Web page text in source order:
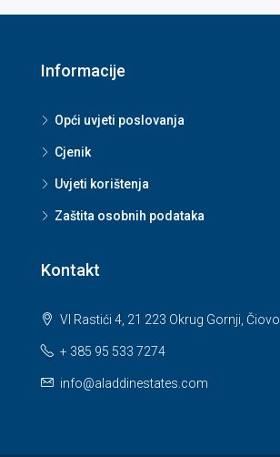
Informacije
Opći uvjeti poslovanja
Cjenik
Uvjeti korištenja
Zaštita osobnih podataka
Kontakt
VI Rastići 4, 21 223 Okrug Gornji, Čiovo
+ 385 95 533 7274
info@aladdinestates.com